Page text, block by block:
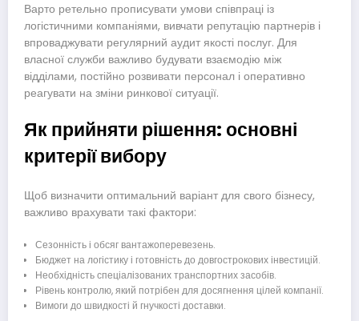
Варто ретельно прописувати умови співпраці із
логістичними компаніями, вивчати репутацію партнерів і
впроваджувати регулярний аудит якості послуг. Для
власної служби важливо будувати взаємодію між
відділами, постійно розвивати персонал і оперативно
реагувати на зміни ринкової ситуації.
Як прийняти рішення: основні
критерії вибору
Щоб визначити оптимальний варіант для свого бізнесу,
важливо врахувати такі фактори:
Сезонність і обсяг вантажоперевезень.
Бюджет на логістику і готовність до довгострокових інвестицій.
Необхідність спеціалізованих транспортних засобів.
Рівень контролю, який потрібен для досягнення цілей компанії.
Вимоги до швидкості й гнучкості доставки.